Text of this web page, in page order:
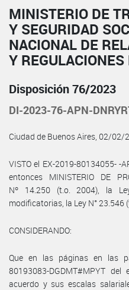
MINISTERIO DE
Y SEGURIDAD
NACIONAL DE
Y
Disposición 76/2023
DI-2023-76-APN-
Ciudad de Buenos Aires, 02/02/
VISTO el EX-2019-80134055- -
entonces MINISTERIO DE
Nº 14.250 (t.o. 2004), la
modificatorias, la Ley N° 23.546
CONSIDERANDO:
Que en las páginas en las
80193083-DGDMT#MPYT
acuerdo y sus escalas